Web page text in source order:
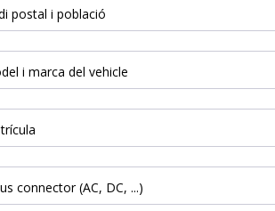
postal i població
i marca del vehicle
connector (AC, DC, ...)